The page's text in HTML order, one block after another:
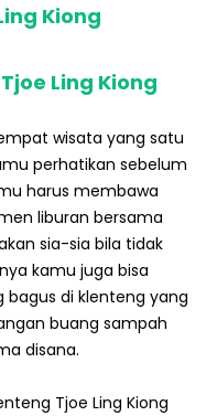
Kiong
Ling Kiong
wisata yang satu
perhatikan sebelum
harus membawa
liburan bersama
sia-sia bila tidak
kamu juga bisa
di klenteng yang
buang sampah
disana.
Tjoe Ling Kiong